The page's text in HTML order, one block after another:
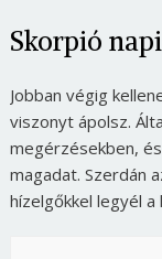
Skorpió
Jobban végig
viszonyt ápolsz.
megérzésekben,
magadat. Szerdán
hízelgőkkel legyél